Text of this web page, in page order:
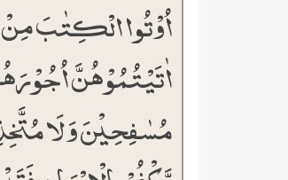
اُوۡتُوا الۡکِتٰبَ
اٰتَیۡتُمُوۡہُنَّ
مُسٰفِحِیۡنَ وَ لَا